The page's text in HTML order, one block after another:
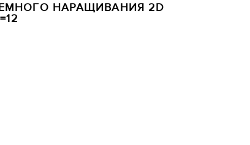
НАРАЩИВАНИЯ 2D